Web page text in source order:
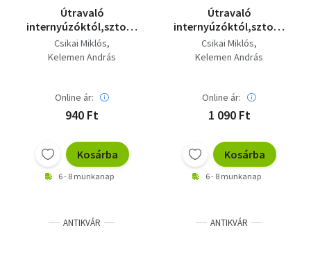
Társadalomtudomány
Természettudomány
Útravaló
internyúzóktól,sztorik,
ötletek, gondolatok
azoknak
Csikai Miklós
Kelemen András
Online ár:
940 Ft
Kosárba
6 - 8 munkanap
Útravaló
internyúzóktól,sztorik,
ötletek, gondolatok
azoknak
Csikai Miklós
Kelemen András
Online ár:
1 090 Ft
Kosárba
6 - 8 munkanap
ANTIKVÁR ANTIKVÁR